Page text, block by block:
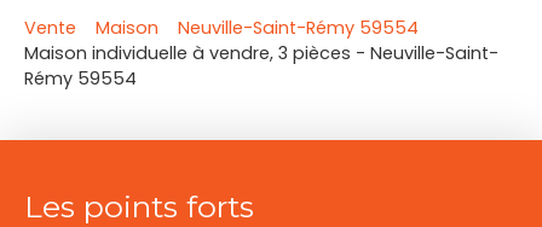
Vente Maison
Neuville-Saint-Rémy 59554
Maison individuelle à vendre, 3 pièces - Neuville-Saint-
Rémy 59554
Les points forts